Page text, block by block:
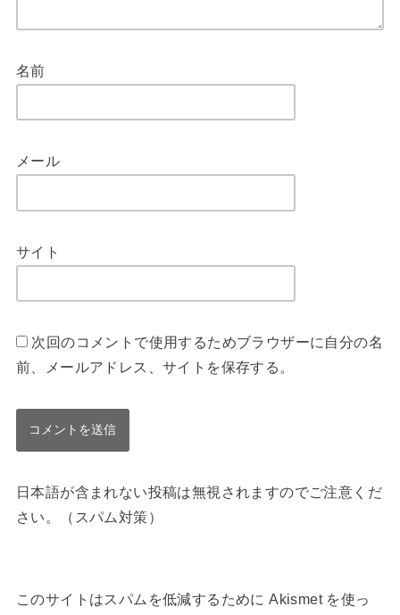
名前
メール
サイト
次回のコメントで使用するためブラウザーに自分の名
前、メールアドレス、サイトを保存する。
日本語が含まれない投稿は無視されますのでご注意くだ
さい。（スパム対策）
このサイトはスパムを低減するために Akismet を使っ